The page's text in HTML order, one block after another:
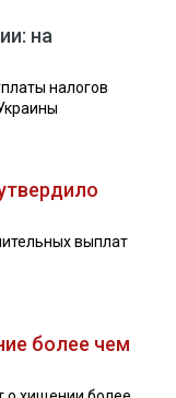
на
налогов
выплат
более чем